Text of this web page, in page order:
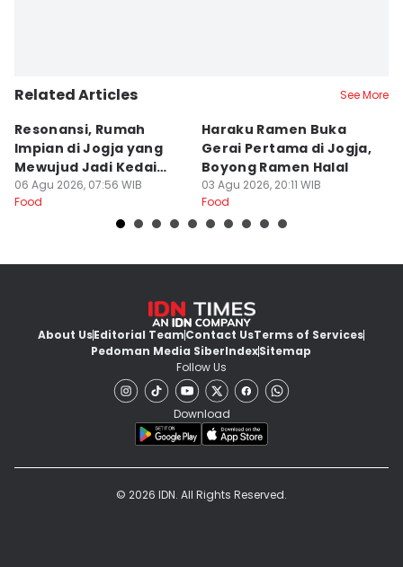
Related Articles See More
Resonansi, Rumah
Impian di Jogja yang
Mewujud Jadi Kedai
Ramen dan Burger
06 Agu 2026, 07:56 WIB
Food
Haraku Ramen Buka
Gerai Pertama di Jogja,
Boyong Ramen Halal
03 Agu 2026, 20:11 WIB
Food
About UsEditorial TeamContact UsTerms of Services
Pedoman Media SiberIndexSitemap
Follow Us
Download
© 2026 IDN. All Rights Reserved.